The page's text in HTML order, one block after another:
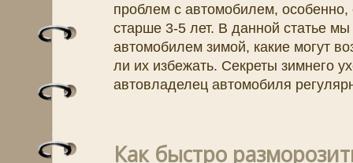
проблем с автомобилем,
старше 3-5 лет. В данной статье
автомобилем зимой, какие могут
ли их избежать. Секреты зимнего
автовладелец автомобиля
Как быстро